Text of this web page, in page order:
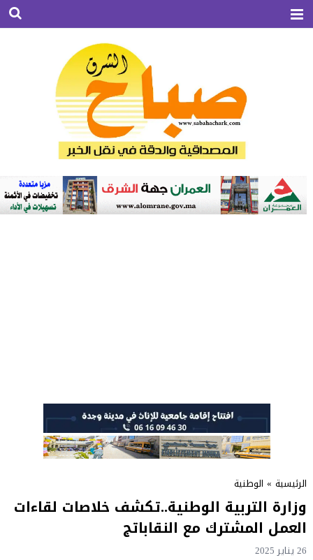
الرئيسية » الوطنية
وزارة التربية الوطنية..تكشف خلاصات لقاءات
العمل المشترك مع النقاباتج
26 يناير 2025